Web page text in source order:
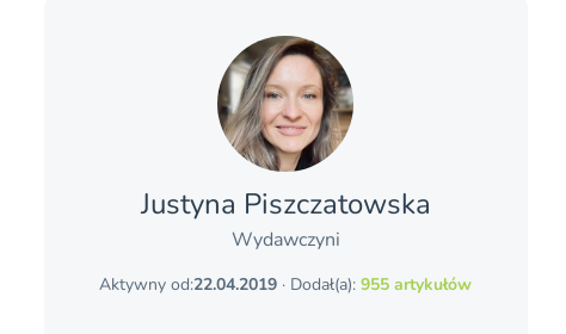
Justyna Piszczatowska
Wydawczyni
Aktywny od:22.04.2019 · Dodał(a):955 artykułów